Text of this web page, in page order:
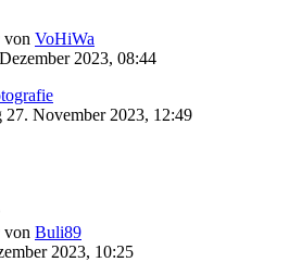
von VoHiWa
2023, 08:44
27. November 2023, 12:49
von Buli89
2023, 10:25